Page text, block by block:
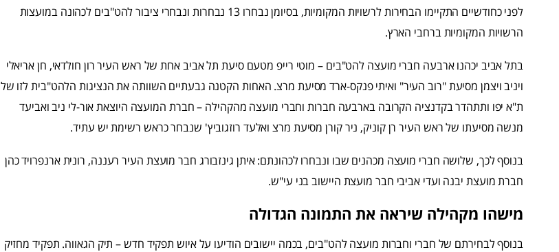
לפני כחודשיים התקיימו הבחירות לרשויות המקומיות, בסיומן נבחרו 13 נבחרות ונבחרי ציבור להט"בים לכהונה במועצות
הרשויות המקומיות ברחבי הארץ.
בתל אביב יכהנו ארבעה חברי מועצה להט"בים – מוטי רייפ מטעם סיעת תל אביב אחת של ראש העיר רון חולדאי, חן אריאלי
ויניב ויצמן מסיעת "רוב העיר" ואיתי פנקס-ארד מסיעת מרצ. האחות הקטנה גבעתיים השוותה את הנציגות הלהט"בית לזו של
ת"א יפו ותתהדר בקדנציה הקרובה בארבעה חברות וחברי מועצה מהקהילה – חברת המועצה היוצאת אור-לי ניב ואביעד
מנשה מסיעתו של ראש העיר רן קוניק, ניר קורן מסיעת מרצ ואלעד רוזגוביץ' שנבחר כראש רשימת יש עתיד.
בנוסף לכך, שלושה חברי מועצה מכהנים שבו ונבחרו לכהונתם: איתן גינזבורג חבר מועצת העיר רעננה, רונית ארנפרויד כהן
חברת מועצת יבנה ועדי אביבי חבר מועצת היישוב בני עי"ש.
מישהו מקהילה שיראה את התמונה הגדולה
בנוסף לבחירתם של חברי וחברות מועצה להט"בים, בכמה יישובים הודיעו על איוש תפקיד חדש – תיק הגאווה. תפקיד מחזיק